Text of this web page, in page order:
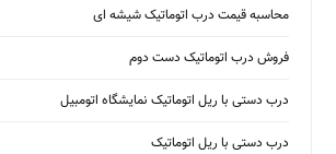
محاسبه قیمت درب اتوماتیک شیشه ‌ای
فروش درب اتوماتیک دست دوم
درب دستی با ریل اتوماتیک نمایشگاه اتومبیل
درب دستی با ریل اتوماتیک